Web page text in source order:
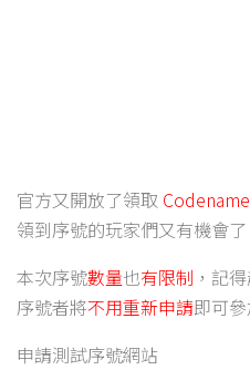
官方又開放了領取
領到序號的玩家們又有機會了
本次序號數量也有限制 ，記
序號者將不用重新申請即可參
申請測試序號網站